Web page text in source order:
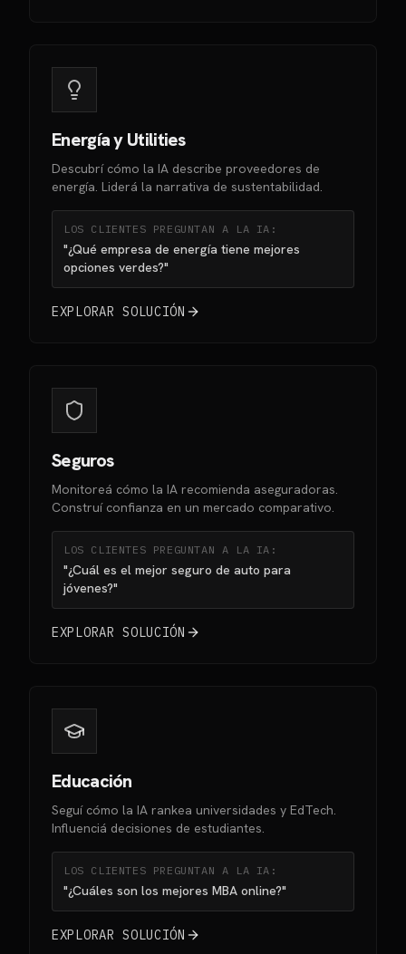
Energía y Utilities
Descubrí cómo la IA describe proveedores de
energía. Liderá la narrativa de sustentabilidad.
LOS CLIENTES PREGUNTAN A LA IA:
"¿Qué empresa de energía tiene mejores
opciones verdes?"
EXPLORAR SOLUCIÓN
Seguros
Monitoreá cómo la IA recomienda aseguradoras.
Construí confianza en un mercado comparativo.
LOS CLIENTES PREGUNTAN A LA IA:
"¿Cuál es el mejor seguro de auto para
jóvenes?"
EXPLORAR SOLUCIÓN
Educación
Seguí cómo la IA rankea universidades y EdTech.
Influenciá decisiones de estudiantes.
LOS CLIENTES PREGUNTAN A LA IA:
"¿Cuáles son los mejores MBA online?"
EXPLORAR SOLUCIÓN